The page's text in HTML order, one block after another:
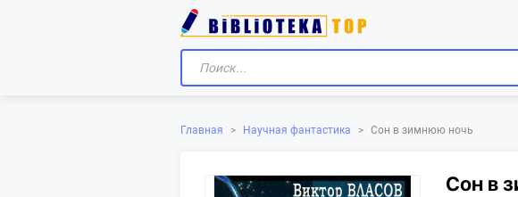
Главная > Научная фантастика > Сон в зимнюю ночь
Сон в